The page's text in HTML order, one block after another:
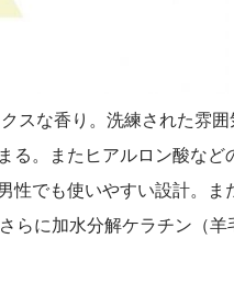
スな香り。洗練された雰
。またヒアルロン酸など
でも使いやすい設計。ま
らに加水分解ケラチン（